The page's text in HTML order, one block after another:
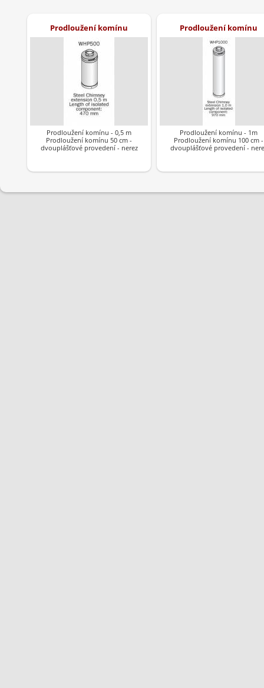
Prodloužení komínu
Prodloužení komínu - 0,5 m
Prodloužení komínu 50 cm -
dvouplášťové provedení - nerez
Prodloužení komínu
Prodloužení komínu - 1m
Prodloužení komínu 100 cm -
dvouplášťové provedení -